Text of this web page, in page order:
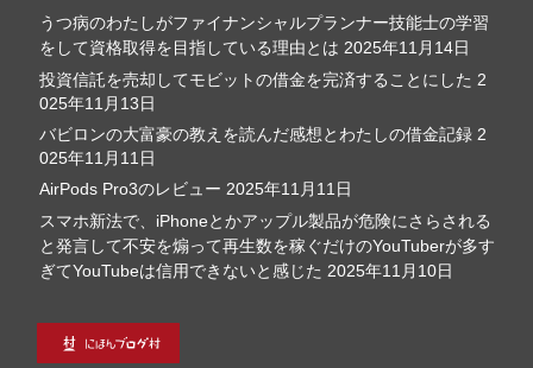
うつ病のわたしがファイナンシャルプランナー技能士の学習
をして資格取得を目指している理由とは 2025年11月14日
投資信託を売却してモビットの借金を完済することにした 2
025年11月13日
バビロンの大富豪の教えを読んだ感想とわたしの借金記録 2
025年11月11日
AirPods Pro3のレビュー 2025年11月11日
スマホ新法で、iPhoneとかアップル製品が危険にさらされる
と発言して不安を煽って再生数を稼ぐだけのYouTuberが多す
ぎてYouTubeは信用できないと感じた 2025年11月10日